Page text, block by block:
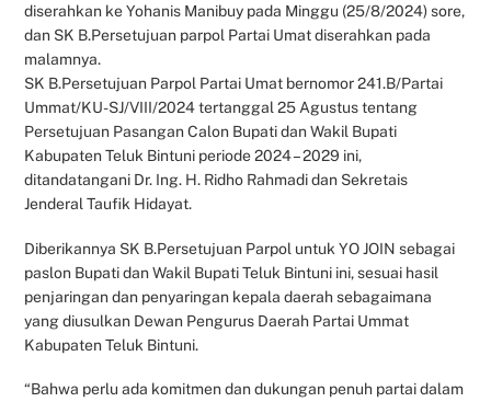
diserahkan ke Yohanis Manibuy pada Minggu (25/8/2024) sore,
dan SK B.Persetujuan parpol Partai Umat diserahkan pada
malamnya.
SK B.Persetujuan Parpol Partai Umat bernomor 241.B/Partai
Ummat/KU-SJ/VIII/2024 tertanggal 25 Agustus tentang
Persetujuan Pasangan Calon Bupati dan Wakil Bupati
Kabupaten Teluk Bintuni periode 2024 – 2029 ini,
ditandatangani Dr. Ing. H. Ridho Rahmadi dan Sekretais
Jenderal Taufik Hidayat.
Diberikannya SK B.Persetujuan Parpol untuk YO JOIN sebagai
paslon Bupati dan Wakil Bupati Teluk Bintuni ini, sesuai hasil
penjaringan dan penyaringan kepala daerah sebagaimana
yang diusulkan Dewan Pengurus Daerah Partai Ummat
Kabupaten Teluk Bintuni.
“Bahwa perlu ada komitmen dan dukungan penuh partai dalam